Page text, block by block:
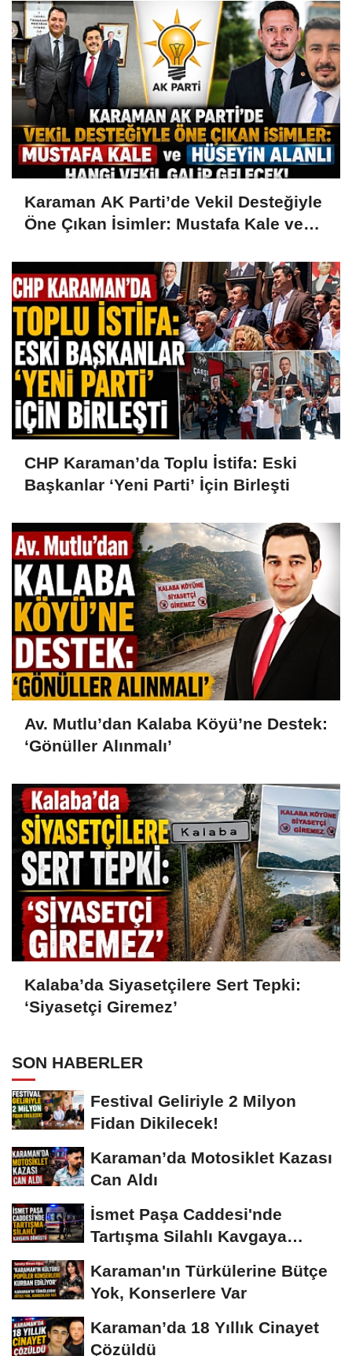
Karaman AK Parti’de Vekil Desteğiyle
Öne Çıkan İsimler: Mustafa Kale ve
CHP Karaman’da Toplu İstifa: Eski
Başkanlar ‘Yeni Parti’ İçin Birleşti
Av. Mutlu’dan Kalaba Köyü’ne Destek:
‘Gönüller Alınmalı’
Kalaba’da Siyasetçilere Sert Tepki:
‘Siyasetçi Giremez’
SON HABERLER
Festival Geliriyle 2 Milyon
Fidan Dikilecek!
Karaman’da Motosiklet Kazası
Can Aldı
İsmet Paşa Caddesi'nde
Tartışma Silahlı Kavgaya
Karaman'ın Türkülerine Bütçe
Yok, Konserlere Var
Karaman’da 18 Yıllık Cinayet
Çözüldü